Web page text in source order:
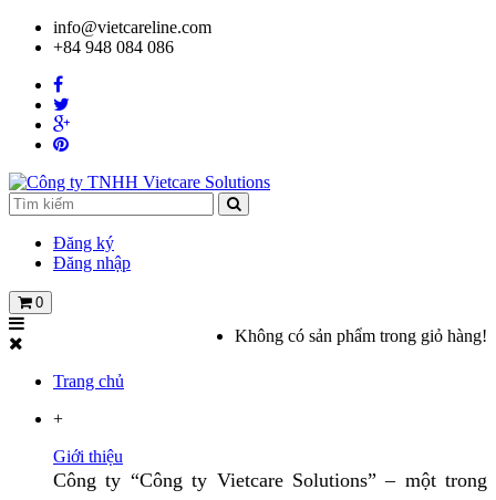
info@vietcareline.com
+84 948 084 086
Đăng ký
Đăng nhập
0
Không có sản phẩm trong giỏ hàng!
Trang chủ
+
Giới thiệu
Công ty “Công ty Vietcare Solutions” – một trong